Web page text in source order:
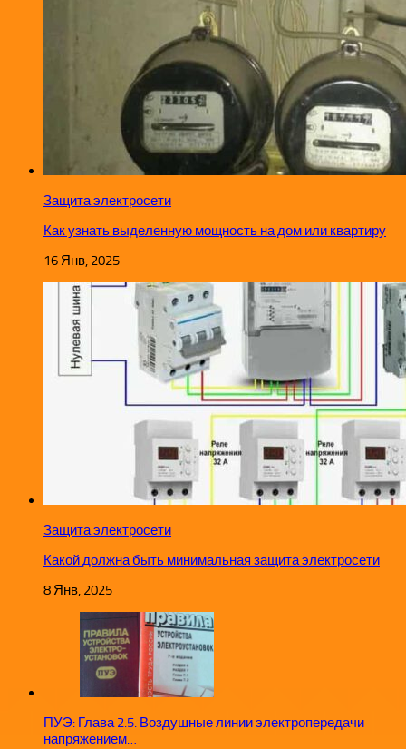
Защита электросети
Как узнать выделенную мощность на дом или квартиру
16 Янв, 2025
Защита электросети
Какой должна быть минимальная защита электросети
8 Янв, 2025
ПУЭ: Глава 2.5. Воздушные линии электропередачи
напряжением…